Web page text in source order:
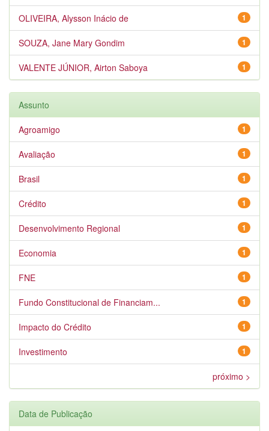
1
OLIVEIRA, Alysson Inácio de
1
SOUZA, Jane Mary Gondim
1
VALENTE JÚNIOR, Airton Saboya
Assunto
1
Agroamigo
1
Avaliação
1
Brasil
1
Crédito
1
Desenvolvimento Regional
1
Economia
1
FNE
1
Fundo Constitucional de Financiam...
1
Impacto do Crédito
1
Investimento
próximo >
Data de Publicação